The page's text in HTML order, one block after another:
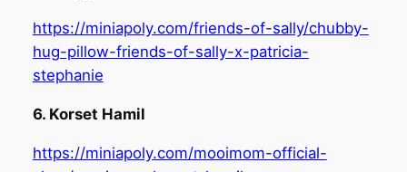
https://miniapoly.com/friends-of-sally/chubby-
hug-pillow-friends-of-sally-x-patricia-
stephanie
6. Korset Hamil
https://miniapoly.com/mooimom-official-